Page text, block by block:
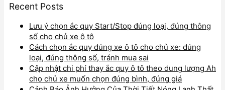
Recent Posts
Lưu ý chọn ắc quy Start/Stop đúng loại, đúng thông
số cho chủ xe ô tô
Cách chọn ắc quy đúng xe ô tô cho chủ xe: đúng
loại, đúng thông số, tránh mua sai
Cập nhật chi phí thay ắc quy ô tô theo dung lượng Ah
cho chủ xe muốn chọn đúng bình, đúng giá